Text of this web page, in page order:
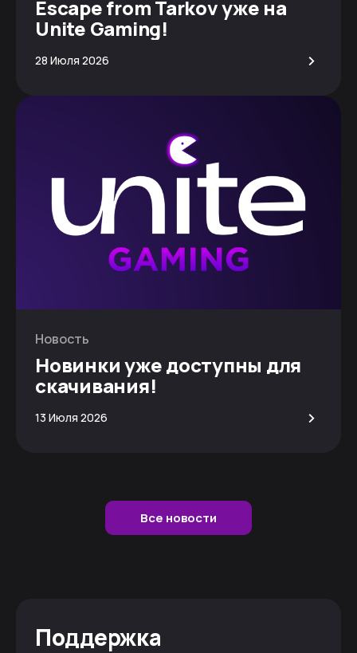
Escape from Tarkov уже на
Unite Gaming!
28 Июля 2026 >
Новость
Новинки уже доступны для
скачивания!
13 Июля 2026 >
Все новости
Поддержка